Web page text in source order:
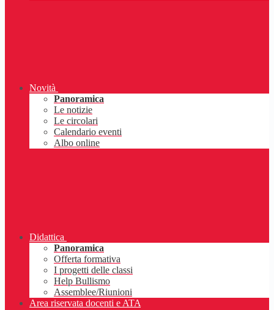
Novità
Panoramica
Le notizie
Le circolari
Calendario eventi
Albo online
Didattica
Panoramica
Offerta formativa
I progetti delle classi
Help Bullismo
Assemblee/Riunioni
Area riservata docenti e ATA